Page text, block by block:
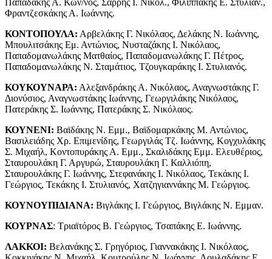
Παπαδάκης Α. Κων/νος, Σαρρής I. Νικολ., Φιλιππάκης Ε. Στυλιαν.,
Φραντζεσκάκης Α. Ιωάννης.
ΚΟΝΤΟΠΟΥΛΑ: Αρβελάκης Γ. Νικόλαος, Δελάκης Ν. Ιωάννης,
Μπουλιτσάκης Εμ. Αντώνιος, Νυσταζάκης I. Νικόλαος,
Παπαδομανωλάκης Ματθαίος, Παπαδομανωλάκης Γ. Πέτρος,
Παπαδομανωλάκης Ν. Σταμάτιος, Τζουγκαράκης I. Στυλιανός.
ΚΟΥΚΟΥΝΑΡΑ: Αλεξανδράκης Α. Νικόλαος, Αναγνωστάκης Γ.
Διονύσιος, Αναγνωστάκης Ιωάννης, Γεωργιλάκης Νικόλαος,
Πατεράκης Σ. Ιωάννης, Πατεράκης Σ. Νικόλαος.
ΚΟΥΝΕΝΙ: Βαϊδάκης Ν. Εμμ., Βαϊδομαρκάκης Μ. Αντώνιος,
Βασιλειάδης Χρ. Επιμενίδης, Γεωργιλάς Τζ. Ιωάννης, Κογχυλάκης
Σ. Μιχαήλ, Κοντοπυράκης Α. Εμμ., Σκαλιδάκης Εμμ. Ελευθέριος,
Σταυρουλάκη Γ. Αργυρώ, Σταυρουλάκη Γ. Καλλιόπη,
Σταυρουλάκης Γ. Ιωάννης, Στεφανάκης I. Νικόλαος, Τεκάκης I.
Γεώργιος, Τεκάκης I. Στυλιανός, Χατζηγιαννάκης Μ. Γεώργιος.
ΚΟΥΝΟΥΠΙΔΙΑΝΑ: Βιγλάκης Ι. Γεώργιος, Βιγλάκης Ν. Εμμαν.
ΚΟΥΡΝΑΣ: Τριαϊτόρος Β. Γεώργιος, Τσαπάκης Ε. Ιωάννης.
ΛΑΚΚΟΙ: Βελανάκης Σ. Γρηγόριος, Γιαννακάκης Ι. Νικόλαος,